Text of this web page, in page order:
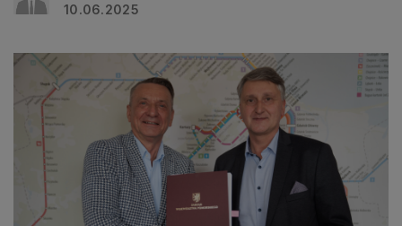
10.06.2025